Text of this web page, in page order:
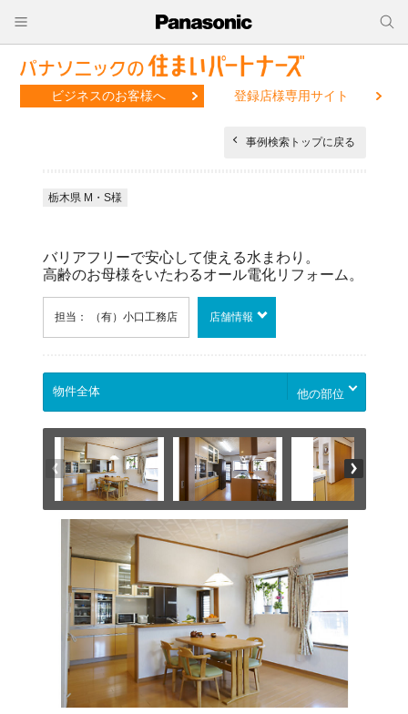
ビジネスのお客様へ 登録店様専用サイト
事例検索トップに戻る
栃木県 M・S様
バリアフリーで安心して使える水まわり。
高齢のお母様をいたわるオール電化リフォーム。
担当： （有）小口工務店 店舗情報
他の部位